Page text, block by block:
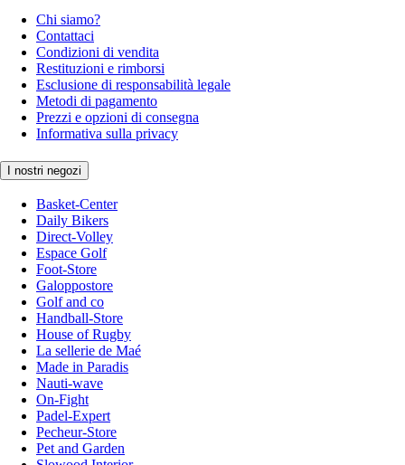
Chi siamo?
Contattaci
Condizioni di vendita
Restituzioni e rimborsi
Esclusione di responsabilità legale
Metodi di pagamento
Prezzi e opzioni di consegna
Informativa sulla privacy
I nostri negozi
Basket-Center
Daily Bikers
Direct-Volley
Espace Golf
Foot-Store
Galoppostore
Golf and co
Handball-Store
House of Rugby
La sellerie de Maé
Made in Paradis
Nauti-wave
On-Fight
Padel-Expert
Pecheur-Store
Pet and Garden